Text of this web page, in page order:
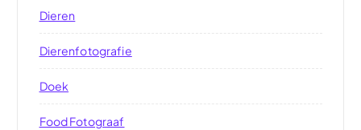
Dieren
Dierenfotografie
Doek
Food Fotograaf